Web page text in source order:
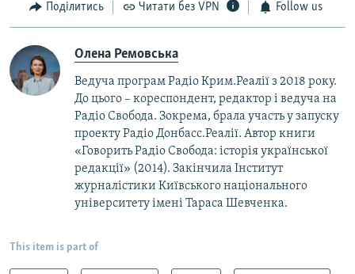
Поділитись Читати без VPN Follow us
Олена Ремовська
Ведуча програм Радіо Крим.Реалії з 2018 року.
До цього – кореспондент, редактор і ведуча на
Радіо Свобода. Зокрема, брала участь у запуску
проекту Радіо Донбасс.Реалії. Автор книги
«Говорить Радіо Свобода: iсторія української
редакції» (2014). Закінчила Інститут
журналістики Київського національного
університету імені Тараса Шевченка.
This item is part of